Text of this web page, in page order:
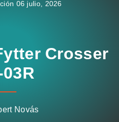
06 julio, 2026
Crosser
Novás